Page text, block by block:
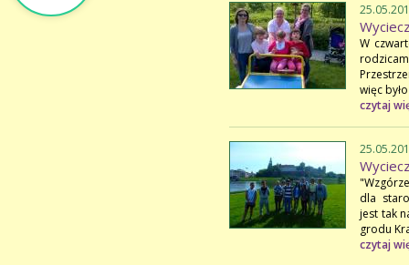
W
więc
czytaj
dla
jest tak
grodu
czytaj